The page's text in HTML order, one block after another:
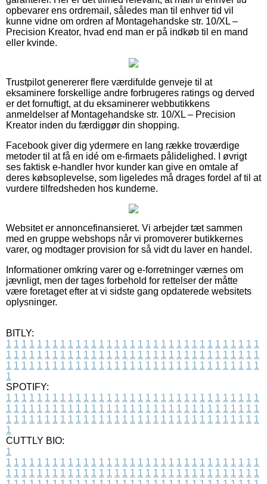
opbevarer ens ordremail, således man til enhver tid vil
kunne vidne om ordren af Montagehandske str. 10/XL –
Precision Kreator, hvad end man er på indkøb til en mand
eller kvinde.
Trustpilot genererer flere værdifulde genveje til at
eksaminere forskellige andre forbrugeres ratings og derved
er det fornuftigt, at du eksaminerer webbutikkens
anmeldelser af Montagehandske str. 10/XL – Precision
Kreator inden du færdiggør din shopping.
Facebook giver dig ydermere en lang række troværdige
metoder til at få en idé om e-firmaets pålidelighed. I øvrigt
ses faktisk e-handler hvor kunder kan give en omtale af
deres købsoplevelse, som ligeledes må drages fordel af til at
vurdere tilfredsheden hos kunderne.
Websitet er annoncefinansieret. Vi arbejder tæt sammen
med en gruppe webshops når vi promoverer butikkernes
varer, og modtager provision for så vidt du laver en handel.
Informationer omkring varer og e-forretninger værnes om
jævnligt, men der tages forbehold for rettelser der måtte
være foretaget efter at vi sidste gang opdaterede websitets
oplysninger.
BITLY:
1 1 1 1 1 1 1 1 1 1 1 1 1 1 1 1 1 1 1 1 1 1 1 1 1 1 1 1 1 1 1 1 1
1 1 1 1 1 1 1 1 1 1 1 1 1 1 1 1 1 1 1 1 1 1 1 1 1 1 1 1 1 1 1 1 1
1 1 1 1 1 1 1 1 1 1 1 1 1 1 1 1 1 1 1 1 1 1 1 1 1 1 1 1 1 1 1 1 1
1
SPOTIFY:
1 1 1 1 1 1 1 1 1 1 1 1 1 1 1 1 1 1 1 1 1 1 1 1 1 1 1 1 1 1 1 1 1
1 1 1 1 1 1 1 1 1 1 1 1 1 1 1 1 1 1 1 1 1 1 1 1 1 1 1 1 1 1 1 1 1
1 1 1 1 1 1 1 1 1 1 1 1 1 1 1 1 1 1 1 1 1 1 1 1 1 1 1 1 1 1 1 1 1
1
CUTTLY BIO:
1
1 1 1 1 1 1 1 1 1 1 1 1 1 1 1 1 1 1 1 1 1 1 1 1 1 1 1 1 1 1 1 1 1
1 1 1 1 1 1 1 1 1 1 1 1 1 1 1 1 1 1 1 1 1 1 1 1 1 1 1 1 1 1 1 1 1